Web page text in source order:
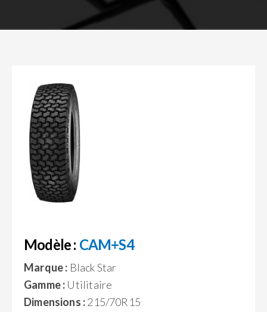
Modèle : CAM+S4
Marque : Black Star
Gamme : Utilitaire
Dimensions :215/70R15